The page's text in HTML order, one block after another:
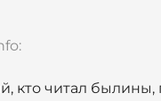
кто читал былины,